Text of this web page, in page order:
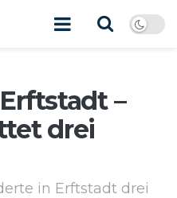
–
drei
in Erftstadt drei